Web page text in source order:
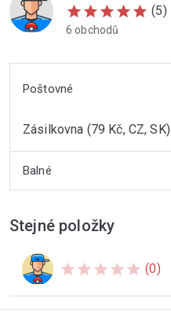
starstarstarstarstar (5)
6 obchodů
Poštovné
Zásilkovna (79 Kč, CZ, SK)
Balné
Stejné položky
starstarstarstarstar (0)